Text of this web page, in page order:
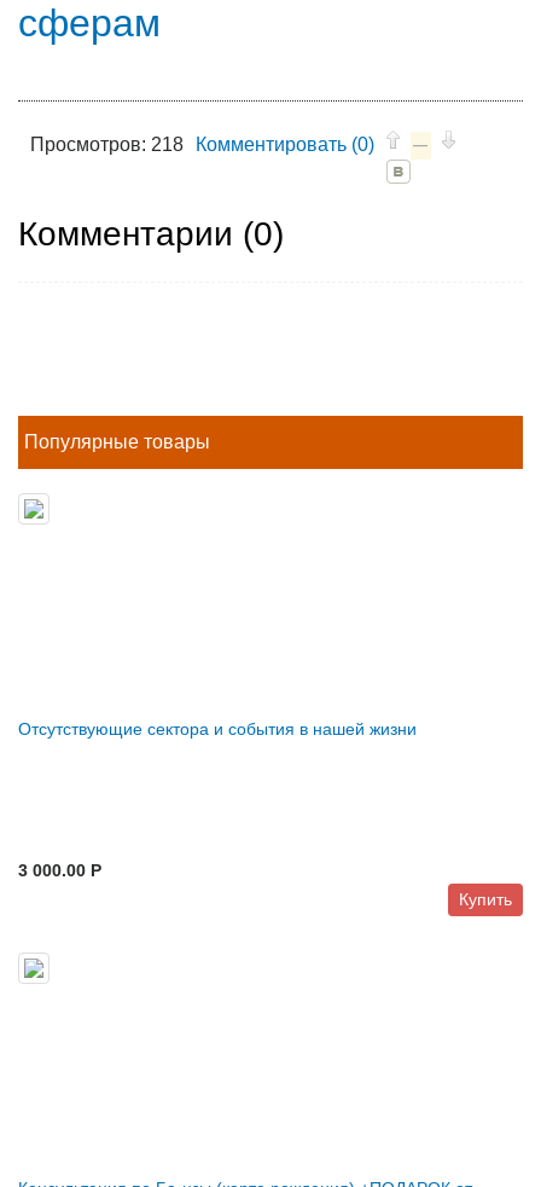
сферам
Просмотров: 218 Комментировать (0) —
Комментарии (0)
Популярные товары
Отсутствующие сектора и события в нашей жизни
3 000.00 P
Купить